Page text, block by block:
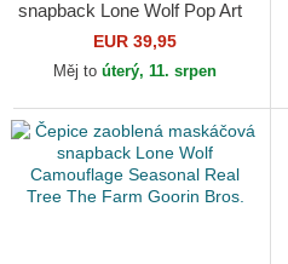
snapback Lone Wolf Pop Art
2 The Farm Goorin Bros.
EUR 39,95
Měj to úterý, 11. srpen